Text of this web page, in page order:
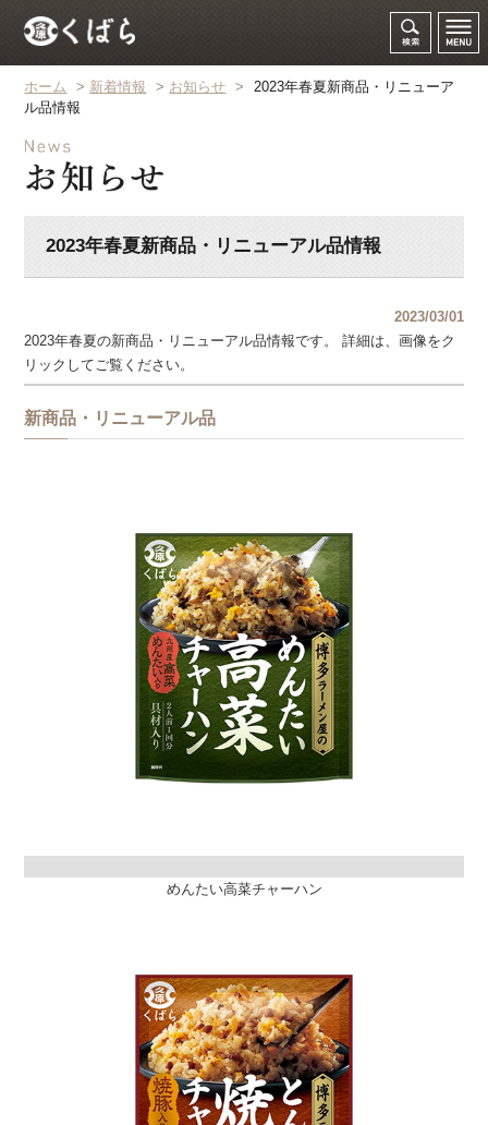
ホーム > 新着情報 > お知らせ >
2023年春夏新商品・リニューア
ル品情報
2023年春夏新商品・リニューアル品情報
2023/03/01
2023年春夏の新商品・リニューアル品情報です。 詳細は、画像をク
リックしてご覧ください。
新商品・リニューアル品
めんたい高菜チャーハン